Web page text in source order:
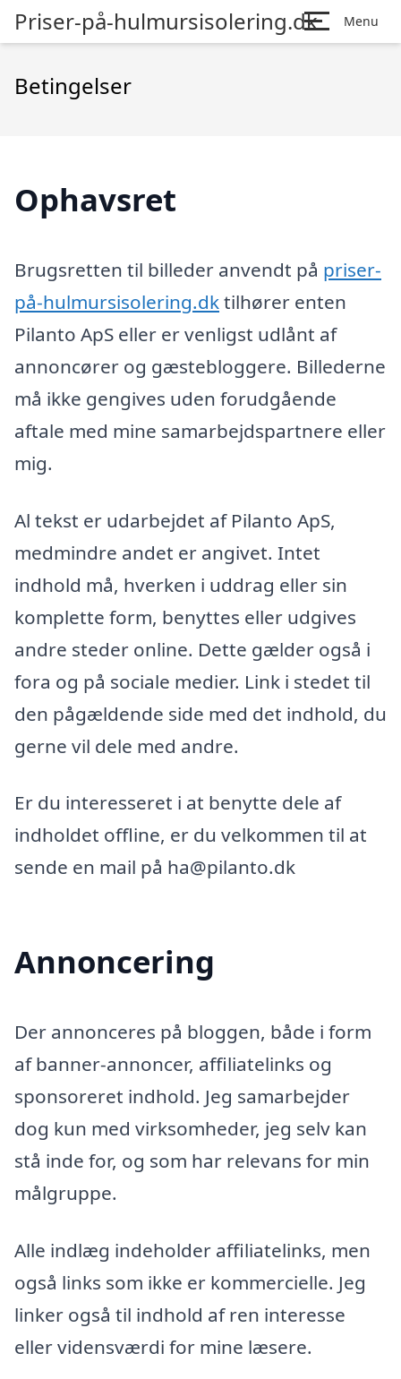
Priser-på-hulmursisolering.dk Menu
Betingelser
Ophavsret
Brugsretten til billeder anvendt på priser-
på-hulmursisolering.dktilhører enten
Pilanto ApS eller er venligst udlånt af
annoncører og gæstebloggere. Billederne
må ikke gengives uden forudgående
aftale med mine samarbejdspartnere eller
mig.
Al tekst er udarbejdet af Pilanto ApS,
medmindre andet er angivet. Intet
indhold må, hverken i uddrag eller sin
komplette form, benyttes eller udgives
andre steder online. Dette gælder også i
fora og på sociale medier. Link i stedet til
den pågældende side med det indhold, du
gerne vil dele med andre.
Er du interesseret i at benytte dele af
indholdet offline, er du velkommen til at
sende en mail på ha@pilanto.dk
Annoncering
Der annonceres på bloggen, både i form
af banner-annoncer, affiliatelinks og
sponsoreret indhold. Jeg samarbejder
dog kun med virksomheder, jeg selv kan
stå inde for, og som har relevans for min
målgruppe.
Alle indlæg indeholder affiliatelinks, men
også links som ikke er kommercielle. Jeg
linker også til indhold af ren interesse
eller vidensværdi for mine læsere.